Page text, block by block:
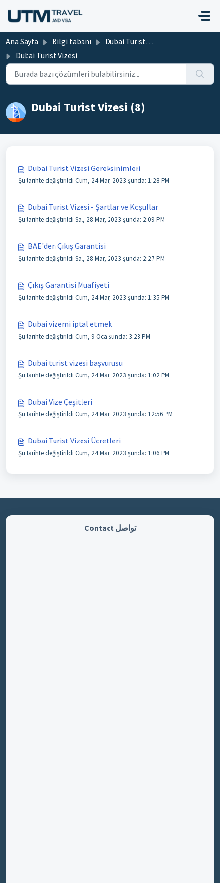
Ana Sayfa Bilgi tabanı
Dubai Turist Vizesi
Dubai Turist Vizesi
Dubai Turist Vizesi (8)
Dubai Turist Vizesi Gereksinimleri
Şu tarihte değiştirildi Cum, 24 Mar, 2023 şunda: 1:28 PM
Dubai Turist Vizesi - Şartlar ve Koşullar
Şu tarihte değiştirildi Sal, 28 Mar, 2023 şunda: 2:09 PM
BAE'den Çıkış Garantisi
Şu tarihte değiştirildi Sal, 28 Mar, 2023 şunda: 2:27 PM
Çıkış Garantisi Muafiyeti
Şu tarihte değiştirildi Cum, 24 Mar, 2023 şunda: 1:35 PM
Dubai vizemi iptal etmek
Şu tarihte değiştirildi Cum, 9 Oca şunda: 3:23 PM
Dubai turist vizesi başvurusu
Şu tarihte değiştirildi Cum, 24 Mar, 2023 şunda: 1:02 PM
Dubai Vize Çeşitleri
Şu tarihte değiştirildi Cum, 24 Mar, 2023 şunda: 12:56 PM
Dubai Turist Vizesi Ücretleri
Şu tarihte değiştirildi Cum, 24 Mar, 2023 şunda: 1:06 PM
تواصل Contact